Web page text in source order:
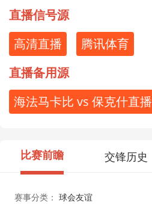
直播信号源
高清直播
腾讯体育
直播备用源
海法马卡比 vs 保克什直播
比赛前瞻 交锋历史
赛事分类： 球会友谊